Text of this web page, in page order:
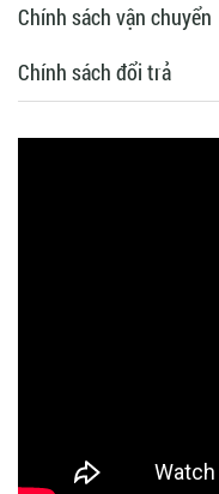
Chính sách vận chuyển
Chính sách đổi trả